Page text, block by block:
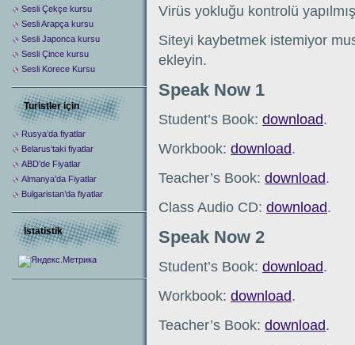
Virüs yokluğu kontrolü
Siteyi kaybetmek istemiyor
ekleyin.
Speak Now 1
Student’s Book: download.
Workbook: download.
Teacher’s Book: download.
Class Audio CD: download.
Speak Now 2
Student’s Book: download.
Workbook: download.
Teacher’s Book: download.
Sesli Çekçe kursu
Sesli Arapça kursu
Sesli Japonca kursu
Sesli Çince kursu
Sesli Korece Kursu
Turistler için
Rusya’da fiyatlar
Belarus’taki fiyatlar
ABD’de Fiyatlar
Almanya’da Fiyatlar
Bulgaristan’da fiyatlar
İstatistik